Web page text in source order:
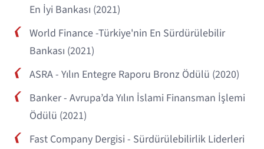
En İyi Bankası (2021)
World Finance -Türkiye'nin En Sürdürülebilir
Bankası (2021)
ASRA - Yılın Entegre Raporu Bronz Ödülü (2020)
Banker - Avrupa’da Yılın İslami Finansman İşlemi
Ödülü (2021)
Fast Company Dergisi - Sürdürülebilirlik Liderleri